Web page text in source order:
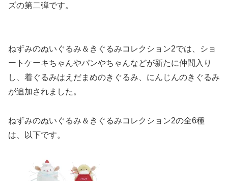
ズの第二弾です。
ねずみのぬいぐるみ＆きぐるみコレクション2では、ショ
ートケーキちゃんやパンやちゃんなどが新たに仲間入り
し、着ぐるみはえだまめのきぐるみ、にんじんのきぐるみ
が追加されました。
ねずみのぬいぐるみ＆きぐるみコレクション2の全6種
は、以下です。